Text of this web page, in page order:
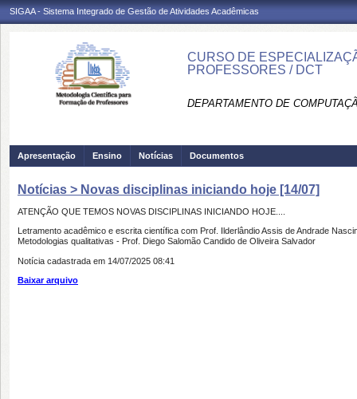
SIGAA - Sistema Integrado de Gestão de Atividades Acadêmicas
CURSO DE
PROFESSORES / DCT
DEPARTAMENTO DE
Apresentação Ensino Notícias Documentos
Notícias > Novas disciplinas iniciando hoje [14/07]
ATENÇÃO QUE TEMOS NOVAS DISCIPLINAS INICIANDO HOJE....
Letramento acadêmico e escrita científica com Prof. Ilderlândio Assis de Andrade
Metodologias qualitativas - Prof. Diego Salomão Candido de Oliveira Salvador
Notícia cadastrada em 14/07/2025 08:41
Baixar arquivo